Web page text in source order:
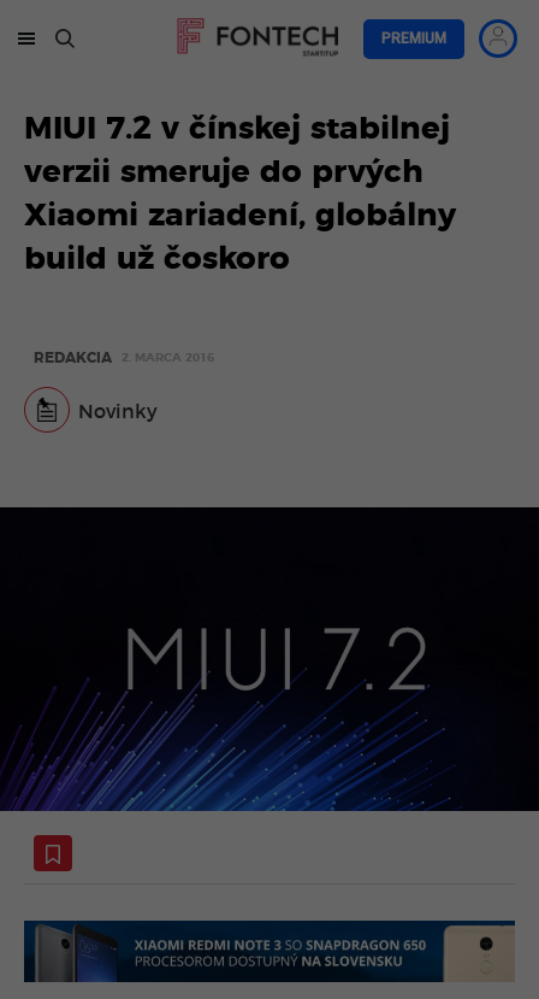
PREMIUM
MIUI 7.2 v čínskej stabilnej
verzii smeruje do prvých
Xiaomi zariadení, globálny
build už čoskoro
REDAKCIA 2. MARCA 2016
Novinky